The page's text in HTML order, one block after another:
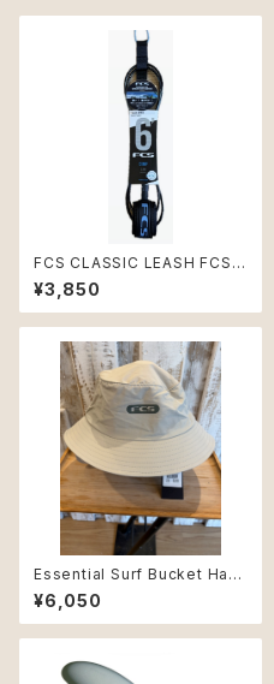
FCS CLASSIC LEASH FCS 6
coмP TRANQUIL_BLUEBLA
CK
¥3,850
Essential Surf Bucket Hat
Warm Grey Lサイズ
¥6,050